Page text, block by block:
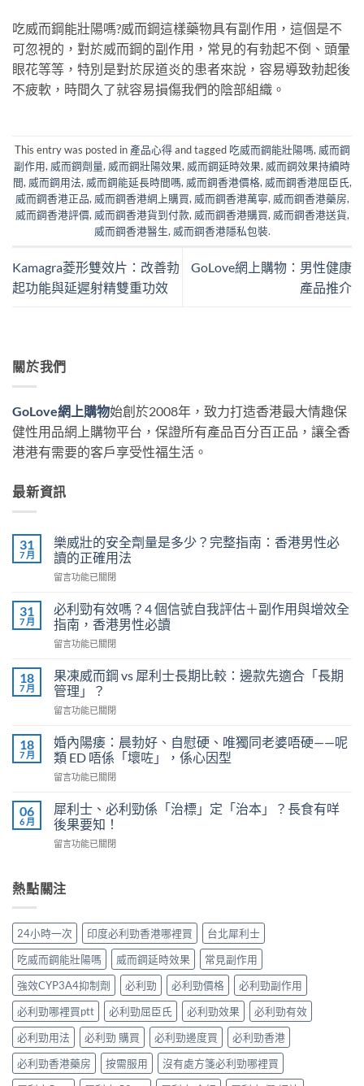
吃威而鋼能壯陽嗎?威而鋼這樣藥物具有副作用，這個是不
可忽視的，對於威而鋼的副作用，常見的有勃起不倒、頭暈
眼花等等，特別是對於尿道炎的患者來說，容易導致勃起後
不疲軟，時間久了就容易損傷我們的陰部組織。
This entry was posted in 產品心得and tagged 吃威而鋼能壯陽嗎, 威而鋼
副作用, 威而鋼劑量, 威而鋼壯陽效果, 威而鋼延時效果, 威而鋼效果持續時
間, 威而鋼用法, 威而鋼能延長時間嗎, 威而鋼香港價格, 威而鋼香港屈臣氏,
威而鋼香港正品, 威而鋼香港網上購買, 威而鋼香港萬寧, 威而鋼香港藥房,
威而鋼香港評價, 威而鋼香港貨到付款, 威而鋼香港購買, 威而鋼香港送貨,
威而鋼香港醫生, 威而鋼香港隱私包裝.
Kamagra菱形雙效片：改善勃
起功能與延遲射精雙重功效
GoLove網上購物：男性健康
產品推介
關於我們
GoLove網上購物始創於2008年，致力打造香港最大情趣保
健性用品網上購物平台，保證所有產品百分百正品，讓全香
港港有需要的客戶享受性福生活。
最新資訊
31
7 月
樂威壯的安全劑量是多少？完整指南：香港男性必
讀的正確用法
在
威
壯
的
安
劑
量
是
多
完
整
南：
港
男
性
的
正
用
法〉
中
留言功能已關閉
31
7 月
必利勁有效嗎？4 個信號自我評估＋副作用與增效全
指南，香港男性必讀
在
利
勁
有
效
4
個
信
號
我
評
＋
用
效
全
指
南，
香
港
男
性
必
讀〉
中
留言功能已關閉
18
7 月
果凍威而鋼 vs 犀利士長期比較：邊款先適合「長期
管理」？
在
凍
威
而
鋼
犀
利
士
長
較：
適
合
「長
期
管
理」？〉
中
留言功能已關閉
18
7 月
婚內陽痿：晨勃好、自慰硬、唯獨同老婆唔硬——呢
類 ED 唔係「壞咗」，係心因型
在
內
陽
痿：
晨
自
獨
同
老
婆
唔
硬
——
呢
類
ED
唔
留言功能已關閉
06
6 月
犀利士、必利勁係「治標」定「治本」？長食有咩
後果要知！
在
士、
必
勁
「治
標」
定
「治
本」？
長
食
有
咩
後
留言功能已關閉
熱點關注
24小時一次 印度必利勁香港哪裡買
台北犀利士
吃威而鋼能壯陽嗎
威而鋼延時效果
常見副作用
強效CYP3A4抑制劑
必利勁 必利勁價格
必利勁副作用
必利勁哪裡買ptt
必利勁屈臣氏 必利勁效果
必利勁有效
必利勁用法
必利勁 購買 必利勁邊度買
必利勁香港
必利勁香港藥房
按需服用
沒有處方箋必利勁哪裡買